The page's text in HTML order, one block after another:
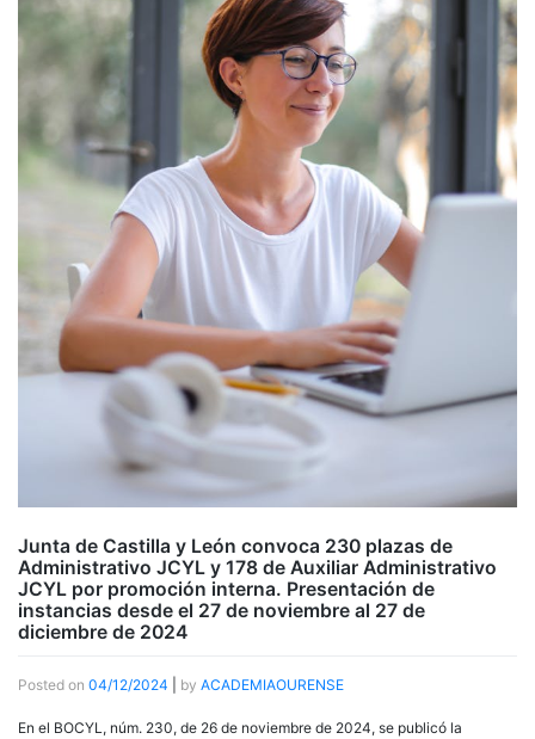
Junta de Castilla y León convoca 230 plazas de
Administrativo JCYL y 178 de Auxiliar Administrativo
JCYL por promoción interna. Presentación de
instancias desde el 27 de noviembre al 27 de
diciembre de 2024
Posted on 04/12/2024 by ACADEMIAOURENSE
En el BOCYL, núm. 230, de 26 de noviembre de 2024, se publicó la